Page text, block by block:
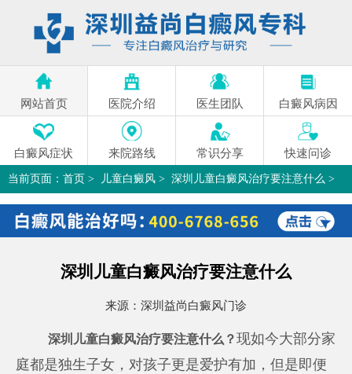
网站首页 医院介绍 医生团队 白癜风病因
白癜风症状 来院路线 常识分享 快速问诊
当前页面： 首页 > 儿童白癜风 > 深圳儿童白癜风治疗要注意什么 >
深圳儿童白癜风治疗要注意什么
来源： 深圳益尚白癜风门诊
深圳儿童白癜风治疗要注意什么？现如今大部分家
庭都是独生子女，对孩子更是爱护有加，但是即便